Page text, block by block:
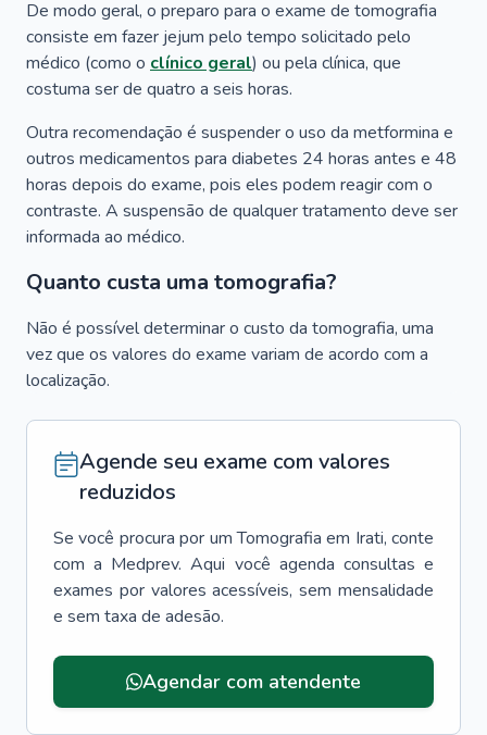
De modo geral, o preparo para o exame de tomografia
consiste em fazer jejum pelo tempo solicitado pelo
médico (como o clínico geral) ou pela clínica, que
costuma ser de quatro a seis horas.
Outra recomendação é suspender o uso da metformina e
outros medicamentos para diabetes 24 horas antes e 48
horas depois do exame, pois eles podem reagir com o
contraste. A suspensão de qualquer tratamento deve ser
informada ao médico.
Quanto custa uma tomografia?
Não é possível determinar o custo da tomografia, uma
vez que os valores do exame variam de acordo com a
localização.
Agende seu exame com valores
reduzidos
Se você procura por um Tomografia em Irati, conte
com a Medprev. Aqui você agenda consultas e
exames por valores acessíveis, sem mensalidade
e sem taxa de adesão.
Agendar com atendente